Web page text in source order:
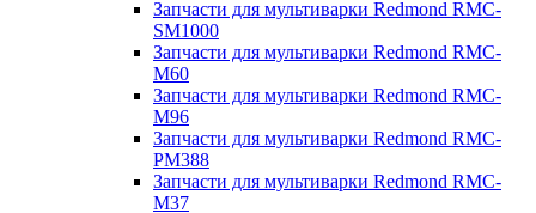
Запчасти для мультиварки Redmond RMC-
SM1000
Запчасти для мультиварки Redmond RMC-
M60
Запчасти для мультиварки Redmond RMC-
M96
Запчасти для мультиварки Redmond RMC-
PM388
Запчасти для мультиварки Redmond RMC-
M37